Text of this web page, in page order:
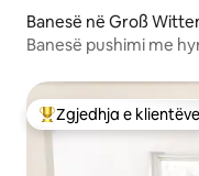
Banesë në Groß
Banesë pushimi me
Më të mirat e
Zgjedhja e klientëve